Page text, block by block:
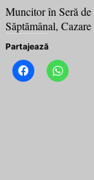
Muncitor în Seră
Săptămânal,
Partajează